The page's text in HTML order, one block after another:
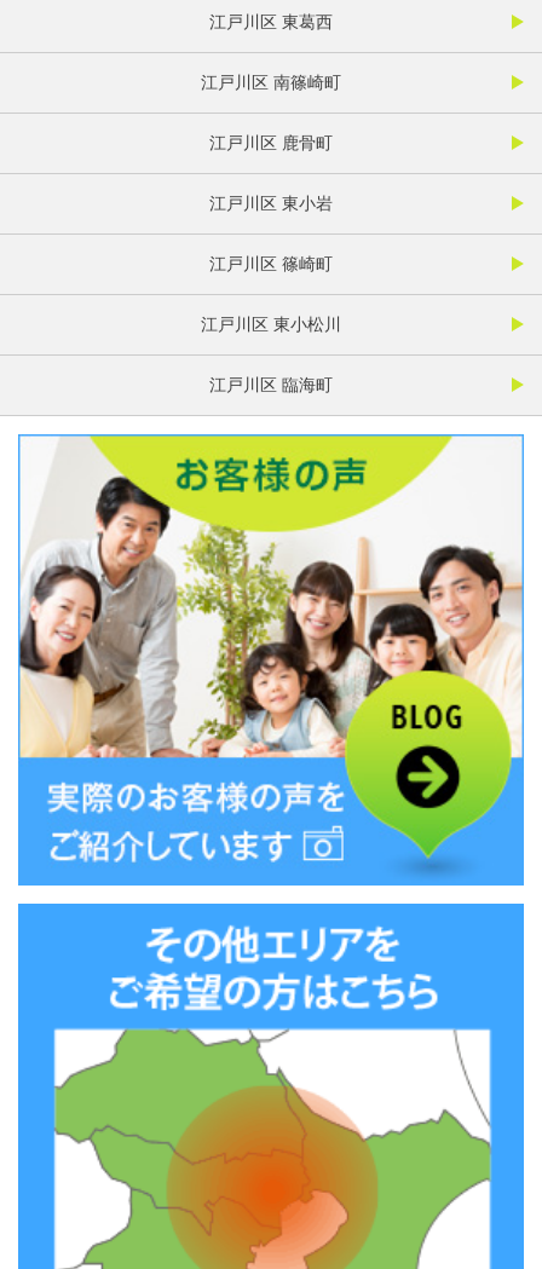
江戸川区 東葛西
江戸川区 南篠崎町
江戸川区 鹿骨町
江戸川区 東小岩
江戸川区 篠崎町
江戸川区 東小松川
江戸川区 臨海町